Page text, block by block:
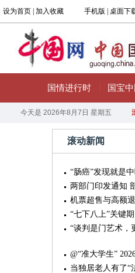
滚动新闻
“肠癌”发现就是
两部门印发通知
机票超售与高额
“七下八上”关键
“谈判是门艺术，
@“准大学生”
当独居老人有了“